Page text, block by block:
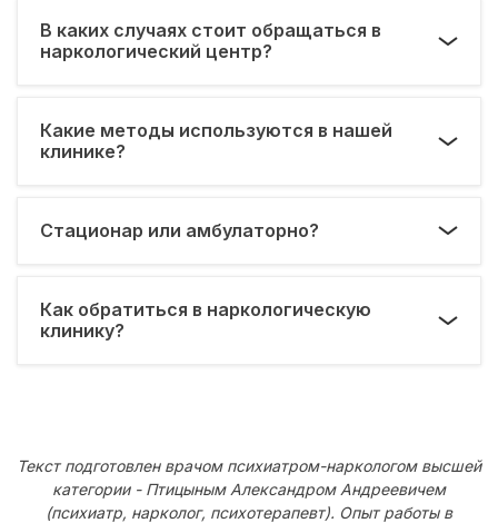
В каких случаях стоит обращаться в
наркологический центр?
Какие методы используются в нашей
клинике?
Стационар или амбулаторно?
Как обратиться в наркологическую
клинику?
Текст подготовлен врачом психиатром-наркологом высшей
категории - Птицыным Александром Андреевичем
(психиатр, нарколог, психотерапевт). Опыт работы в